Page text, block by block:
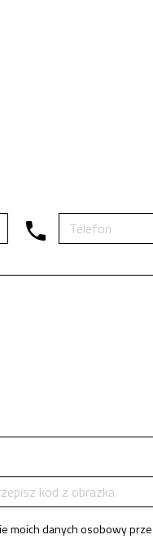
moich danych osobowy